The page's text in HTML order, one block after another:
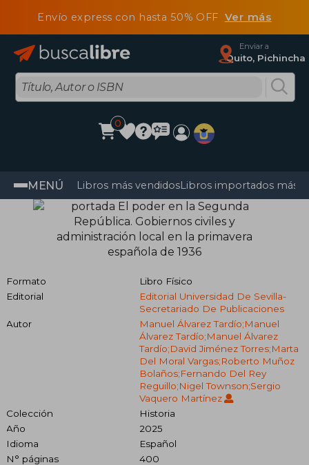
Envío express con hasta 50% OFF Ver más
Enviar a
Quito, Pichincha
0
MENÚ Libros más vendidosLibros importados más
Formato
Libro Físico
Editorial
Editorial Universidad De Sevilla-
Secretariado De Publicaciones
Autor
Manuel Álvarez Tardío;Manuel
Álvarez Tardío;Manuel Álvarez
Tardío;David Jiménez Torres;Marta
Del Moral Vargas;Roberto Muñoz
Bolaños;Fernando Del Rey
Reguillo;Nigel Townson;Sergio
Vaquero Martínez
Colección
Historia
Año
2025
Idioma
Español
N° páginas
400